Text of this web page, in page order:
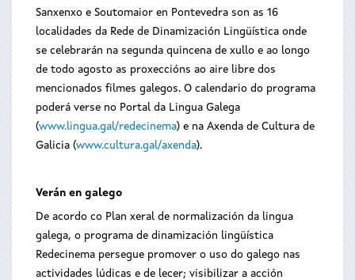
Sanxenxo e Soutomaior en Pontevedra son as 16
localidades da Rede de Dinamización Lingüística onde
se celebrarán na segunda quincena de xullo e ao longo
de todo agosto as proxeccións ao aire libre dos
mencionados filmes galegos. O calendario do programa
poderá verse no Portal da Lingua Galega
(www.lingua.gal/redecinema) e na Axenda de Cultura de
Galicia (www.cultura.gal/axenda).
Verán en galego
De acordo co Plan xeral de normalización da lingua
galega, o programa de dinamización lingüística
Redecinema persegue promover o uso do galego nas
actividades lúdicas e de lecer; visibilizar a acción